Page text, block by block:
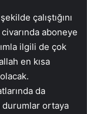
çalıştığını
aboneye
ilgili de çok
en kısa
da
durumlar ortaya